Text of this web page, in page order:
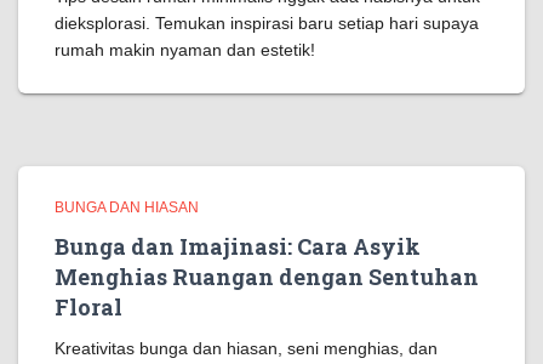
dieksplorasi. Temukan inspirasi baru setiap hari supaya
rumah makin nyaman dan estetik!
BUNGA DAN HIASAN
Bunga dan Imajinasi: Cara Asyik
Menghias Ruangan dengan Sentuhan
Floral
Kreativitas bunga dan hiasan, seni menghias, dan